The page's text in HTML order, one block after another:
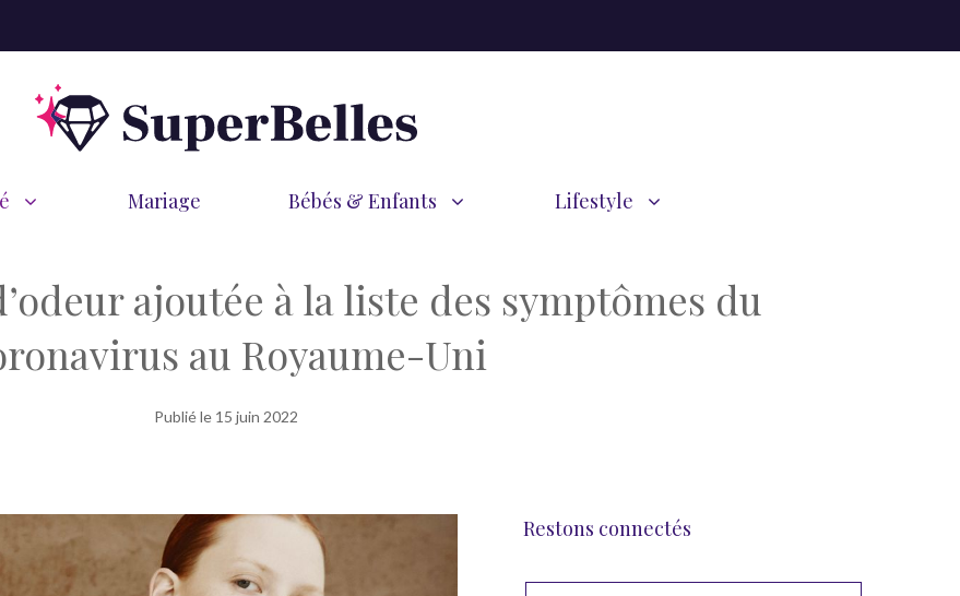
Mariage Bébés & Enfants Lifestyle
ajoutée à la liste des symptômes du
au Royaume-Uni
Publié le 15 juin 2022
Restons connectés